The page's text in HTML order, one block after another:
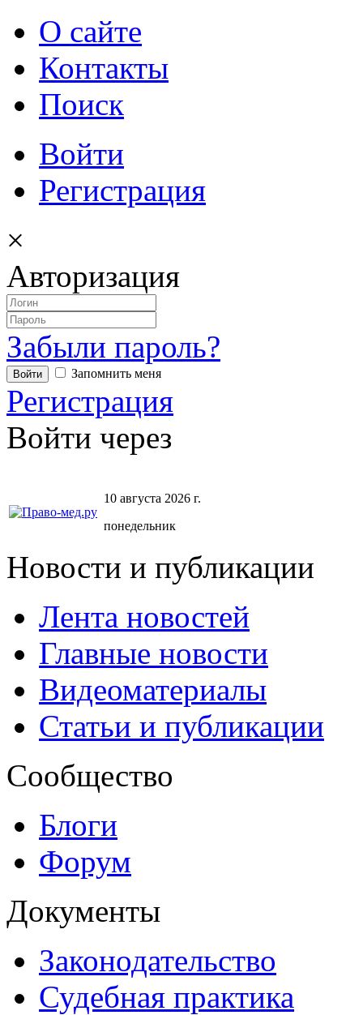
О сайте
Контакты
Поиск
Войти
Регистрация
×
Авторизация
Забыли пароль?
Запомнить меня
Регистрация
Войти через
10 августа 2026 г.
понедельник
Новости и публикации
Лента новостей
Главные новости
Видеоматериалы
Статьи и публикации
Сообщество
Блоги
Форум
Документы
Законодательство
Судебная практика